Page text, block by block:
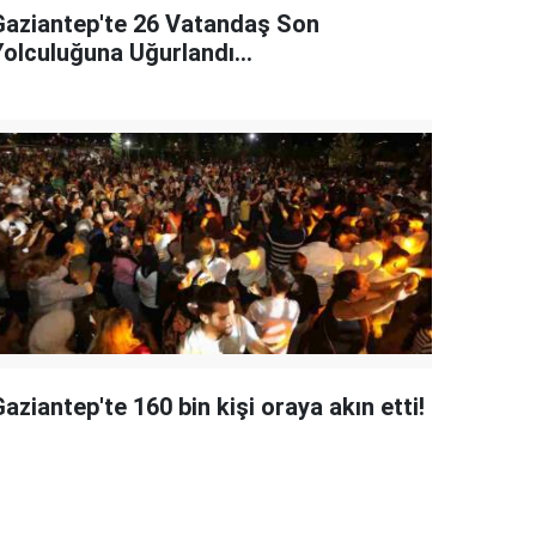
26 Vatandaş Son
Uğurlandı...
160 bin kişi oraya akın etti!